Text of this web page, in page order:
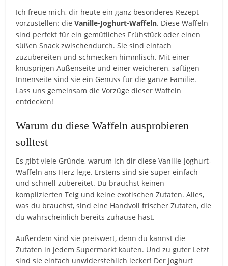
Ich freue mich, dir heute ein ganz besonderes Rezept
vorzustellen: dieVanille-Joghurt-Waffeln. Diese Waffeln
sind perfekt für ein gemütliches Frühstück oder einen
süßen Snack zwischendurch. Sie sind einfach
zuzubereiten und schmecken himmlisch. Mit einer
knusprigen Außenseite und einer weicheren, saftigen
Innenseite sind sie ein Genuss für die ganze Familie.
Lass uns gemeinsam die Vorzüge dieser Waffeln
entdecken!
Warum du diese Waffeln ausprobieren
solltest
Es gibt viele Gründe, warum ich dir diese Vanille-Joghurt-
Waffeln ans Herz lege. Erstens sind sie super einfach
und schnell zubereitet. Du brauchst keinen
komplizierten Teig und keine exotischen Zutaten. Alles,
was du brauchst, sind eine Handvoll frischer Zutaten, die
du wahrscheinlich bereits zuhause hast.
Außerdem sind sie preiswert, denn du kannst die
Zutaten in jedem Supermarkt kaufen. Und zu guter Letzt
sind sie einfach unwiderstehlich lecker! Der Joghurt